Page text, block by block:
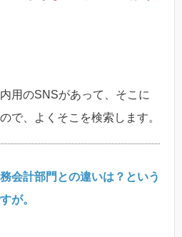
用のSNSがあって、そこに
で、よくそこを検索します。
会計部門との違いは？という
が。